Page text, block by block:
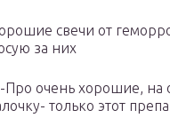
свечи от
за них
Про очень хорошие, на
только этот